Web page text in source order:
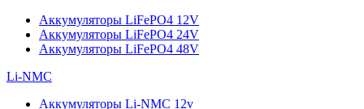
Аккумуляторы LiFePO4 12V
Аккумуляторы LiFePO4 24V
Аккумуляторы LiFePO4 48V
Li-NMC
Аккумуляторы Li-NMC 12v